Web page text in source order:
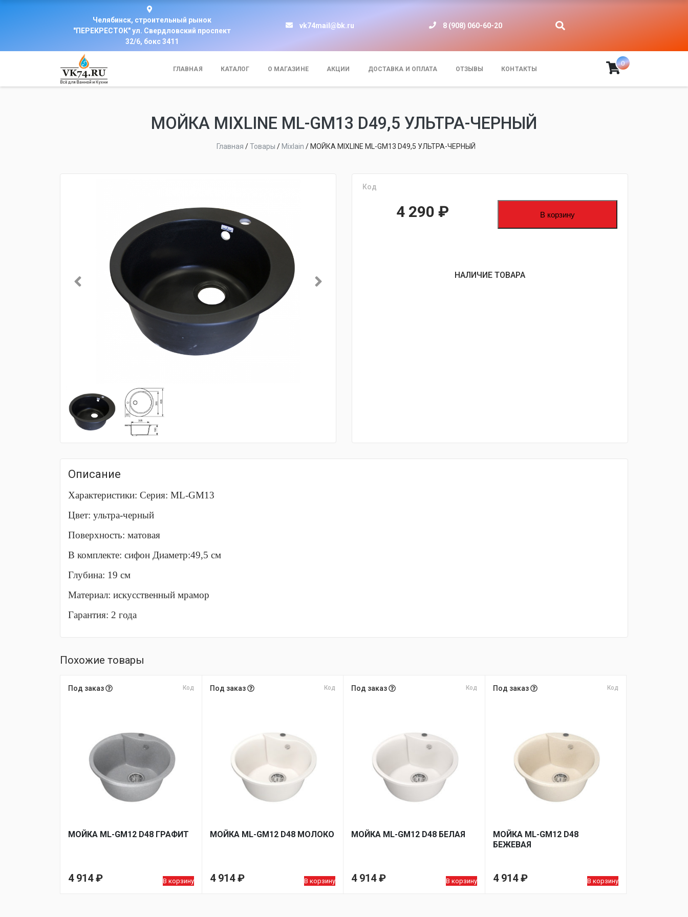
Челябинск, строительный рынок
"ПЕРЕКРЕСТОК" ул. Свердловский проспект
32/6, бокс 3411
vk74mail@bk.ru 8 (908) 060-60-20
ГЛАВНАЯ КАТАЛОГ О МАГАЗИНЕ АКЦИИ ДОСТАВКА И ОПЛАТА ОТЗЫВЫ КОНТАКТЫ
0
МОЙКА MIXLINE ML-GM13 D49,5 УЛЬТРА-ЧЕРНЫЙ
Главная /Товары / Mixlain / МОЙКА MIXLINE ML-GM13 D49,5 УЛЬТРА-ЧЕРНЫЙ
Код
4 290 ₽ В корзину
НАЛИЧИЕ ТОВАРА
Описание
Характеристики: Серия: ML-GM13
Цвет: ультра-черный
Поверхность: матовая
В комплекте: сифон Диаметр:49,5 см
Глубина: 19 см
Материал: искусственный мрамор
Гарантия: 2 года
Похожие товары
Под заказ Код
МОЙКA ML-GM12 D48 ГРАФИТ
4 914₽ В корзину
Под заказ Код
МОЙКA ML-GM12 D48 МОЛОКО
4 914₽ В корзину
Под заказ Код
МОЙКA ML-GM12 D48 БЕЛАЯ
4 914₽ В корзину
Под заказ Код
МОЙКA ML-GM12 D48
БЕЖЕВАЯ
4 914₽ В корзину